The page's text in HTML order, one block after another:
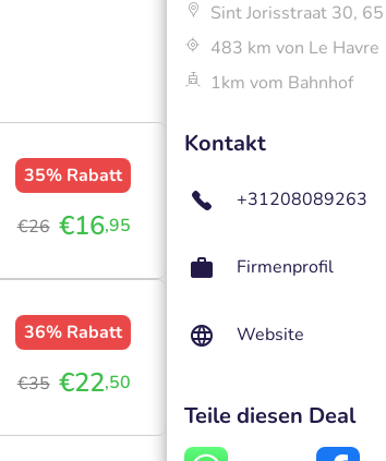
35% Rabatt
€26 €16,95
36% Rabatt
€35 €22,50
Sint Jorisstraat 30,
483 km von Le Havre
1km vom Bahnhof
Kontakt
+31208089263
Firmenprofil
Website
Teile diesen Deal